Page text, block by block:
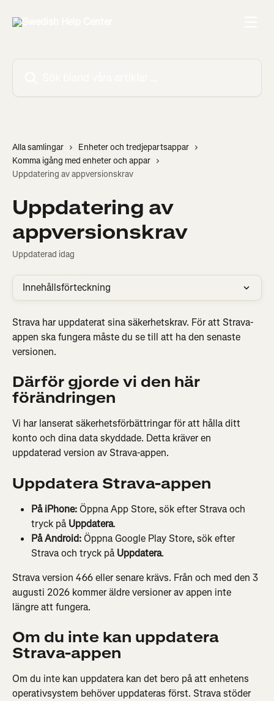
Alla samlingar
Enheter och tredjepartsappar
Komma igång med enheter och appar
Uppdatering av appversionskrav
Uppdatering av
appversionskrav
Uppdaterad idag
Innehållsförteckning
Strava har uppdaterat sina säkerhetskrav. För att Strava-
appen ska fungera måste du se till att ha den senaste
versionen.
Därför gjorde vi den här
förändringen
Vi har lanserat säkerhetsförbättringar för att hålla ditt
konto och dina data skyddade. Detta kräver en
uppdaterad version av Strava-appen.
Uppdatera Strava-appen
På iPhone: Öppna App Store, sök efter Strava och
tryck på Uppdatera.
På Android: Öppna Google Play Store, sök efter
Strava och tryck på Uppdatera.
Strava version 466 eller senare krävs. Från och med den 3
augusti 2026 kommer äldre versioner av appen inte
längre att fungera.
Om du inte kan uppdatera
Strava-appen
Om du inte kan uppdatera kan det bero på att enhetens
operativsystem behöver uppdateras först. Strava stöder